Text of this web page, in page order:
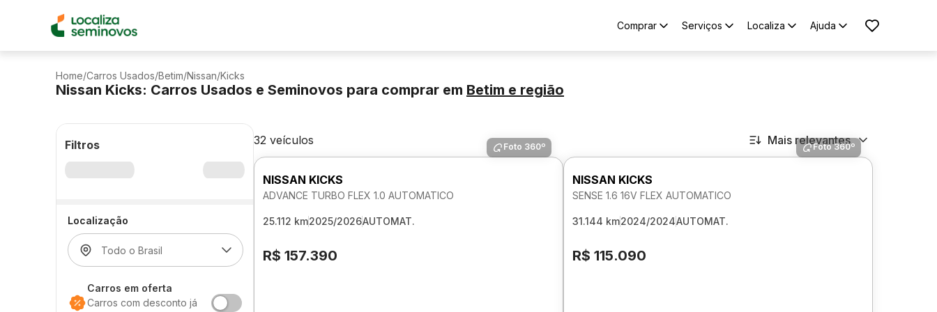
Comprar Serviços Localiza Ajuda
Home/Carros Usados/Betim/Nissan/Kicks
Nissan Kicks: Carros Usados e Seminovos para comprar em Betim e região
Filtros
Localização
Carros em oferta
Carros com desconto já
32 veículos Mais relevantes
Foto 360º
NISSAN KICKS
ADVANCE TURBO FLEX 1.0 AUTOMATICO
25.112 km2025/2026AUTOMAT.
R$ 157.390
Foto 360º
NISSAN KICKS
SENSE 1.6 16V FLEX AUTOMATICO
31.144 km2024/2024AUTOMAT.
R$ 115.090